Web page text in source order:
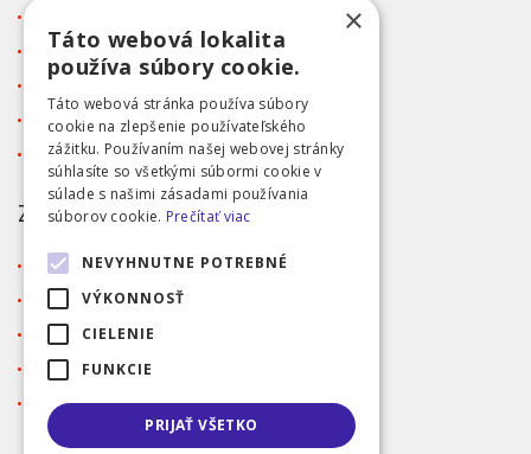
Blog
Kontakt
Tabuľka veľkostí
Ochrana osobných údajov GDPR
ZÁKAZNÍCKY SERVIS
Obchodné podmienky
Doprava a platba
Reklamácia
Prihlásenie
Registrácia
×
Táto webová lokalita
používa súbory cookie.
Táto webová stránka používa súbory
cookie na zlepšenie používateľského
zážitku. Používaním našej webovej stránky
súhlasíte so všetkými súbormi cookie v
súlade s našimi zásadami používania
súborov cookie. Prečítať viac
NEVYHNUTNE POTREBNÉ
VÝKONNOSŤ
CIELENIE
FUNKCIE
PRIJAŤ VŠETKO